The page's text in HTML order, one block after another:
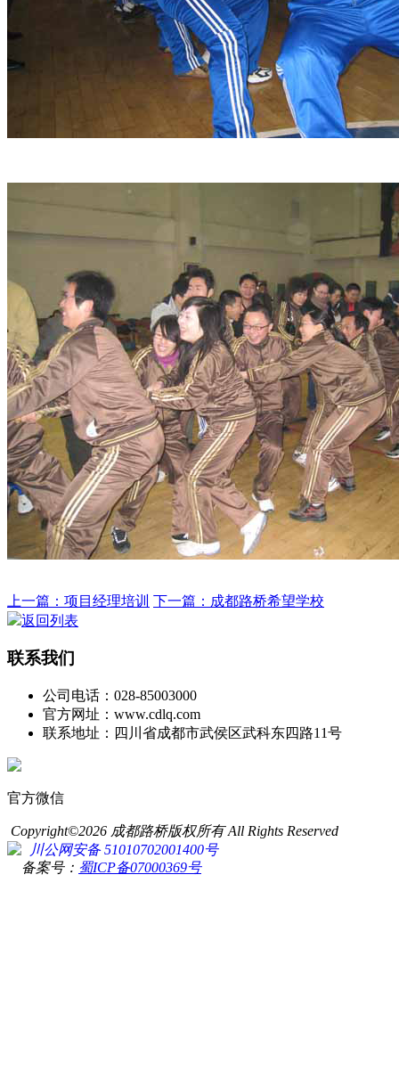
上一篇：项目经理培训 下一篇：成都路桥希望学校
返回列表
联系我们
公司电话：028-85003000
官方网址：www.cdlq.com
联系地址：四川省成都市武侯区武科东四路11号
官方微信
Copyright©2026 成都路桥版权所有 All Rights Reserved
川公网安备 51010702001400号
备案号： 蜀ICP备07000369号